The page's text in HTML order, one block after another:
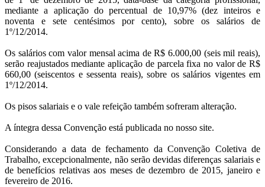
mediante a aplicação do percentual de 10,97% (dez inteiros e
noventa e sete centésimos por cento), sobre os salários de
1º/12/2014.
Os salários com valor mensal acima de R$ 6.000,00 (seis mil reais),
serão reajustados mediante aplicação de parcela fixa no valor de R$
660,00 (seiscentos e sessenta reais), sobre os salários vigentes em
1º/12/2014.
Os pisos salariais e o vale refeição também sofreram alteração.
A íntegra dessa Convenção está publicada no nosso site.
Considerando a data de fechamento da Convenção Coletiva de
Trabalho, excepcionalmente, não serão devidas diferenças salariais e
de benefícios relativas aos meses de dezembro de 2015, janeiro e
fevereiro de 2016.